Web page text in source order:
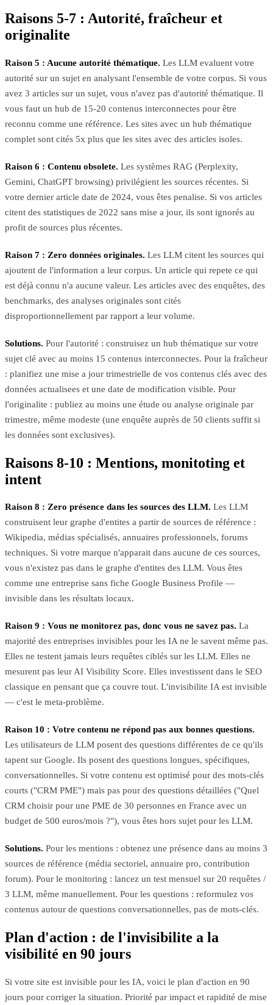
Raisons 5-7 : Autorité, fraîcheur et
originalite
Raison 5 : Aucune autorité thématique. Les LLM evaluent votre
autorité sur un sujet en analysant l'ensemble de votre corpus. Si vous
avez 3 articles sur un sujet, vous n'avez pas d'autorité thématique. Il
vous faut un hub de 15-20 contenus interconnectes pour être
reconnu comme une référence. Les sites avec un hub thématique
complet sont cités 5x plus que les sites avec des articles isoles.
Raison 6 : Contenu obsolete. Les systèmes RAG (Perplexity,
Gemini, ChatGPT browsing) privilégient les sources récentes. Si
votre dernier article date de 2024, vous êtes penalise. Si vos articles
citent des statistiques de 2022 sans mise a jour, ils sont ignorés au
profit de sources plus récentes.
Raison 7 : Zero données originales. Les LLM citent les sources qui
ajoutent de l'information a leur corpus. Un article qui repete ce qui
est déjà connu n'a aucune valeur. Les articles avec des enquêtes, des
benchmarks, des analyses originales sont cités
disproportionnellement par rapport a leur volume.
Solutions. Pour l'autorité : construisez un hub thématique sur votre
sujet clé avec au moins 15 contenus interconnectes. Pour la fraîcheur
: planifiez une mise a jour trimestrielle de vos contenus clés avec des
données actualisees et une date de modification visible. Pour
l'originalite : publiez au moins une étude ou analyse originale par
trimestre, même modeste (une enquête auprès de 50 clients suffit si
les données sont exclusives).
Raisons 8-10 : Mentions, monitoting et
intent
Raison 8 : Zero présence dans les sources des LLM. Les LLM
construisent leur graphe d'entites a partir de sources de référence :
Wikipedia, médias spécialisés, annuaires professionnels, forums
techniques. Si votre marque n'apparait dans aucune de ces sources,
vous n'existez pas dans le graphe d'entites des LLM. Vous êtes
comme une entreprise sans fiche Google Business Profile —
invisible dans les résultats locaux.
Raison 9 : Vous ne monitorez pas, donc vous ne savez pas. La
majorité des entreprises invisibles pour les IA ne le savent même pas.
Elles ne testent jamais leurs requêtes ciblés sur les LLM. Elles ne
mesurent pas leur AI Visibility Score. Elles investissent dans le SEO
classique en pensant que ça couvre tout. L'invisibilite IA est invisible
— c'est le meta-problème.
Raison 10 : Votre contenu ne répond pas aux bonnes questions.
Les utilisateurs de LLM posent des questions différentes de ce qu'ils
tapent sur Google. Ils posent des questions longues, spécifiques,
conversationnelles. Si votre contenu est optimisé pour des mots-clés
courts ("CRM PME") mais pas pour des questions détaillées ("Quel
CRM choisir pour une PME de 30 personnes en France avec un
budget de 500 euros/mois ?"), vous êtes hors sujet pour les LLM.
Solutions. Pour les mentions : obtenez une présence dans au moins 3
sources de référence (média sectoriel, annuaire pro, contribution
forum). Pour le monitoring : lancez un test mensuel sur 20 requêtes /
3 LLM, même manuellement. Pour les questions : reformulez vos
contenus autour de questions conversationnelles, pas de mots-clés.
Plan d'action : de l'invisibilite a la
visibilité en 90 jours
Si votre site est invisible pour les IA, voici le plan d'action en 90
jours pour corriger la situation. Priorité par impact et rapidité de mise